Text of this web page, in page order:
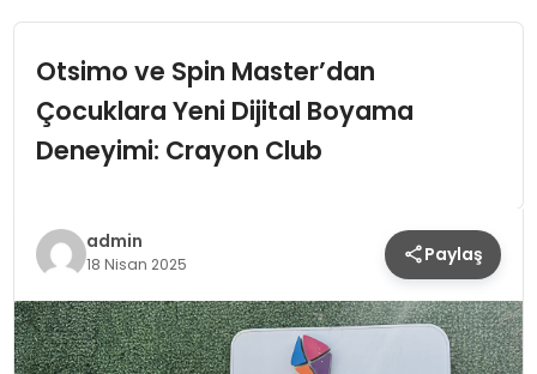
GÜNDEM
MAGAZIN
SIYASET
SPOR
TEKNOLOJI
Otsimo ve Spin Master’dan
Çocuklara Yeni Dijital Boyama
Deneyimi: Crayon Club
admin
18 Nisan 2025 Paylaş